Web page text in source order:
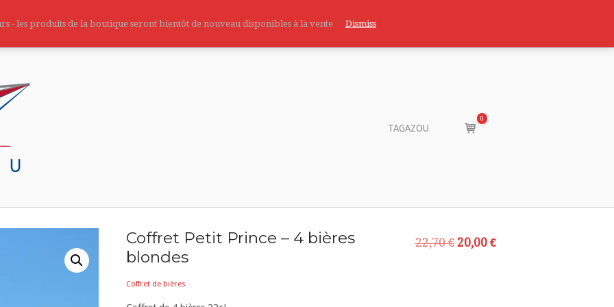
- les produits de la boutique seront bientôt de nouveau disponibles à la vente Dismiss
TAGAZOU
View
shopping
0
22,70€ Le
20,00 €Le
Coffret Petit Prince – 4 bières
blondes
Coffret de bières